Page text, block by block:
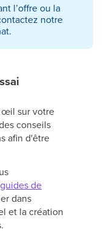
l’offre ou la
notre
œil sur votre
conseils
afin d'être
guides de
dans
et la création